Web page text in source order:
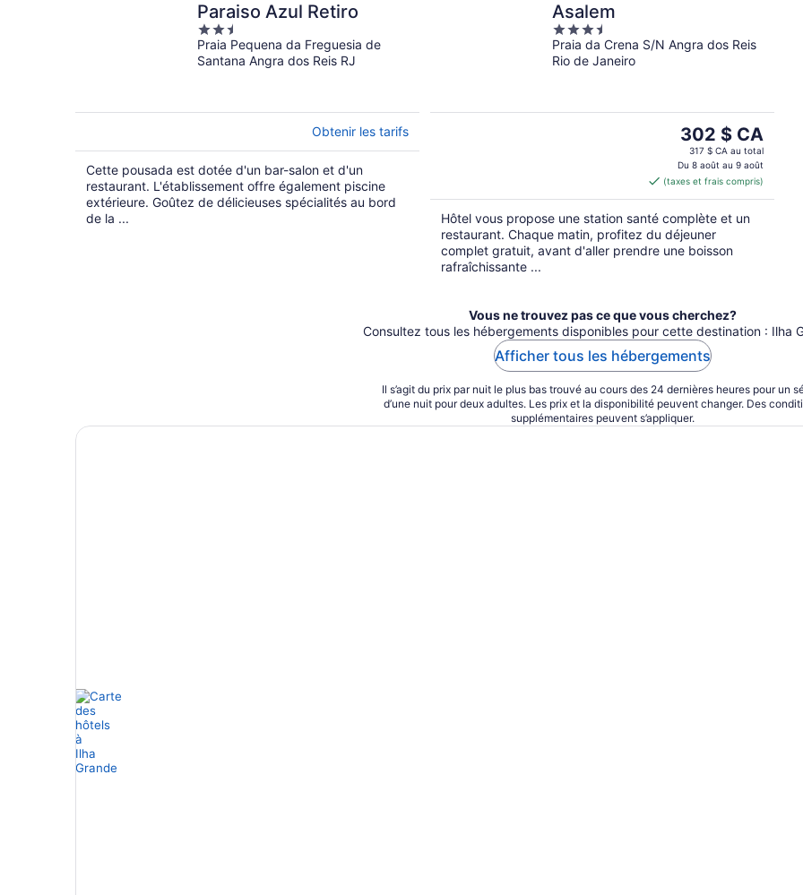
Paraiso Azul Retiro
2.5
out
of
Praia Pequena da Freguesia de
Santana Angra dos Reis RJ
Obtenir les tarifs
Cette pousada est dotée d'un bar-salon et d'un
restaurant. L'établissement offre également piscine
extérieure. Goûtez de délicieuses spécialités au bord
de la ...
Asalem
3.5
out
of
Praia da Crena S/N Angra dos Reis
Rio de Janeiro
Le
prix
est
de 302 $ CA
par
nuit
302 $ CA
317 $ CA au total
Du 8 août au 9 août
(taxes et frais compris)
Hôtel vous propose une station santé complète et un
restaurant. Chaque matin, profitez du déjeuner
complet gratuit, avant d'aller prendre une boisson
rafraîchissante ...
Vous ne trouvez pas ce que vous cherchez?
Consultez tous les hébergements disponibles pour cette destination : Ilha
Afficher tous les hébergements
Il s’agit du prix par nuit le plus bas trouvé au cours des 24 dernières heures pour un
d’une nuit pour deux adultes. Les prix et la disponibilité peuvent changer. Des
supplémentaires peuvent s’appliquer.